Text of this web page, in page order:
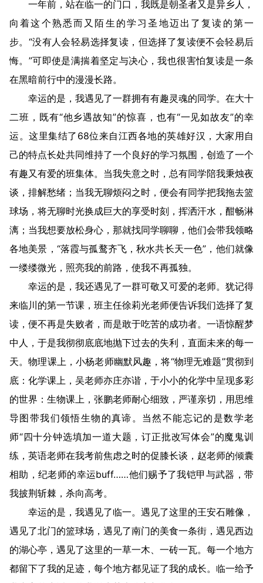
一年前，站在临一的门口，我既是朝圣者又是异乡人，
向着这个熟悉而又陌生的学习圣地迈出了复读的第一
步。“没有人会轻易选择复读，但选择了复读便不会轻易后
悔。”可即使是满揣着坚定与决心，我也很害怕复读是一条
在黑暗前行中的漫漫长路。
幸运的是，我遇见了一群拥有有趣灵魂的同学。在大十
二班，既有“他乡遇故知”的惊喜，也有“一见如故友”的幸
运。这里集结了68位来自江西各地的英雄好汉，大家用自
己的特点长处共同维持了一个良好的学习氛围，创造了一个
有趣又有爱的班集体。当我失意之时，总有同学陪我秉烛夜
谈，排解愁绪；当我无聊烦闷之时，便会有同学把我拖去篮
球场，将无聊时光换成巨大的享受时刻，挥洒汗水，酣畅淋
漓；当我想要放松身心，那就找同学聊聊，他们会带我领略
各地美景，“落霞与孤鹜齐飞，秋水共长天一色”，他们就像
一缕缕微光，照亮我的前路，使我不再孤独。
幸运的是，我还遇见了一群可敬又可爱的老师。犹记得
来临川的第一节课，班主任徐莉光老师便告诉我们选择了复
读，便不再是失败者，而是敢于吃苦的成功者。一语惊醒梦
中人，于是我彻彻底底地抛下过去的失利，直面未来的每一
天。物理课上，小杨老师幽默风趣，将“物理无难题”贯彻到
底：化学课上，吴老师亦庄亦谐，于小小的化学中呈现多彩
的世界：生物课上，张鹏老师耐心细致，严谨亲切，用思维
导图带我们领悟生物的真谛。当然不能忘记的是数学老
师“四十分钟选填加一道大题，订正批改写体会”的魔鬼训
练，英语老师在我考前焦虑之时的促膝长谈，赵老师的倾囊
相助，纪老师的幸运buff……他们赐予了我铠甲与武器，带
我披荆斩棘，杀向高考。
幸运的是，我遇见了临一。遇见了这里的王安石雕像，
遇见了北门的篮球场，遇见了南门的美食一条街，遇见西边
的湖心亭，遇见了这里的一草一木、一砖一瓦。每一个地方
都留下了我的足迹，每个地方都见证了我的成长。临一给予